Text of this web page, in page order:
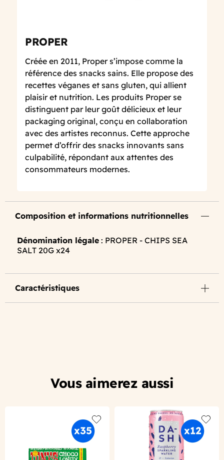
PROPER
Créée en 2011, Proper s’impose comme la
référence des snacks sains. Elle propose des
recettes véganes et sans gluten, qui allient
plaisir et nutrition. Les produits Proper se
distinguent par leur goût délicieux et leur
packaging original, conçu en collaboration
avec des artistes reconnus. Cette approche
permet d’offrir des snacks innovants sans
culpabilité, répondant aux attentes des
consommateurs modernes.
Composition et informations nutritionnelles
Dénomination légale : PROPER - CHIPS SEA
SALT 20G x24
Caractéristiques
Vous aimerez aussi
Add to wishlist Add